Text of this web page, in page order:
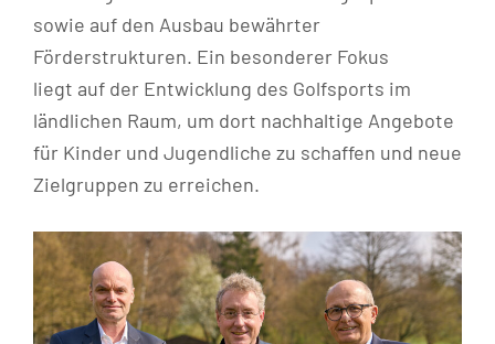
sowie auf den Ausbau bewährter
Förderstrukturen. Ein besonderer Fokus
liegt auf der Entwicklung des Golfsports im
ländlichen Raum, um dort nachhaltige Angebote
für Kinder und Jugendliche zu schaffen und neue
Zielgruppen zu erreichen.